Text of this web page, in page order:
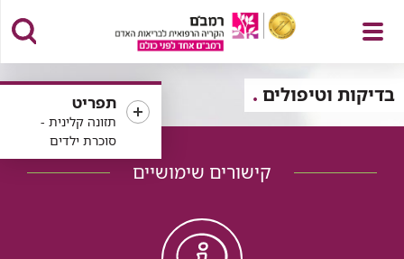
פתח
תפריט
תפריט
תזונה קלינית -
סוכרת ילדים
בדיקות וטיפולים
קישורים שימושיים